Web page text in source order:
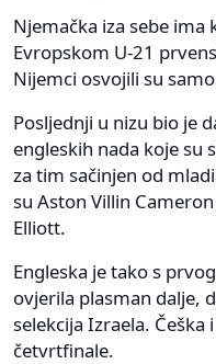
Njemačka iza sebe
Evropskom U-21
Nijemci osvojili su
Posljednji u nizu bio je
engleskih nada koje su
za tim sačinjen od
su Aston Villin
Elliott.
Engleska je tako s
ovjerila plasman dalje,
selekcija Izraela.
četvrtfinale.